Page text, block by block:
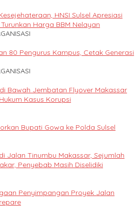
HNSI Sulsel Apresiasi
Harga BBM Nelayan
80 Pengurus Kampus, Cetak Generasi
Bawah Jembatan Flyover Makassar
Kasus Korupsi
Bupati Gowa ke Polda Sulsel
Jalan Tinumbu Makassar, Sejumlah
Penyebab Masih Diselidiki
Penyimpangan Proyek Jalan